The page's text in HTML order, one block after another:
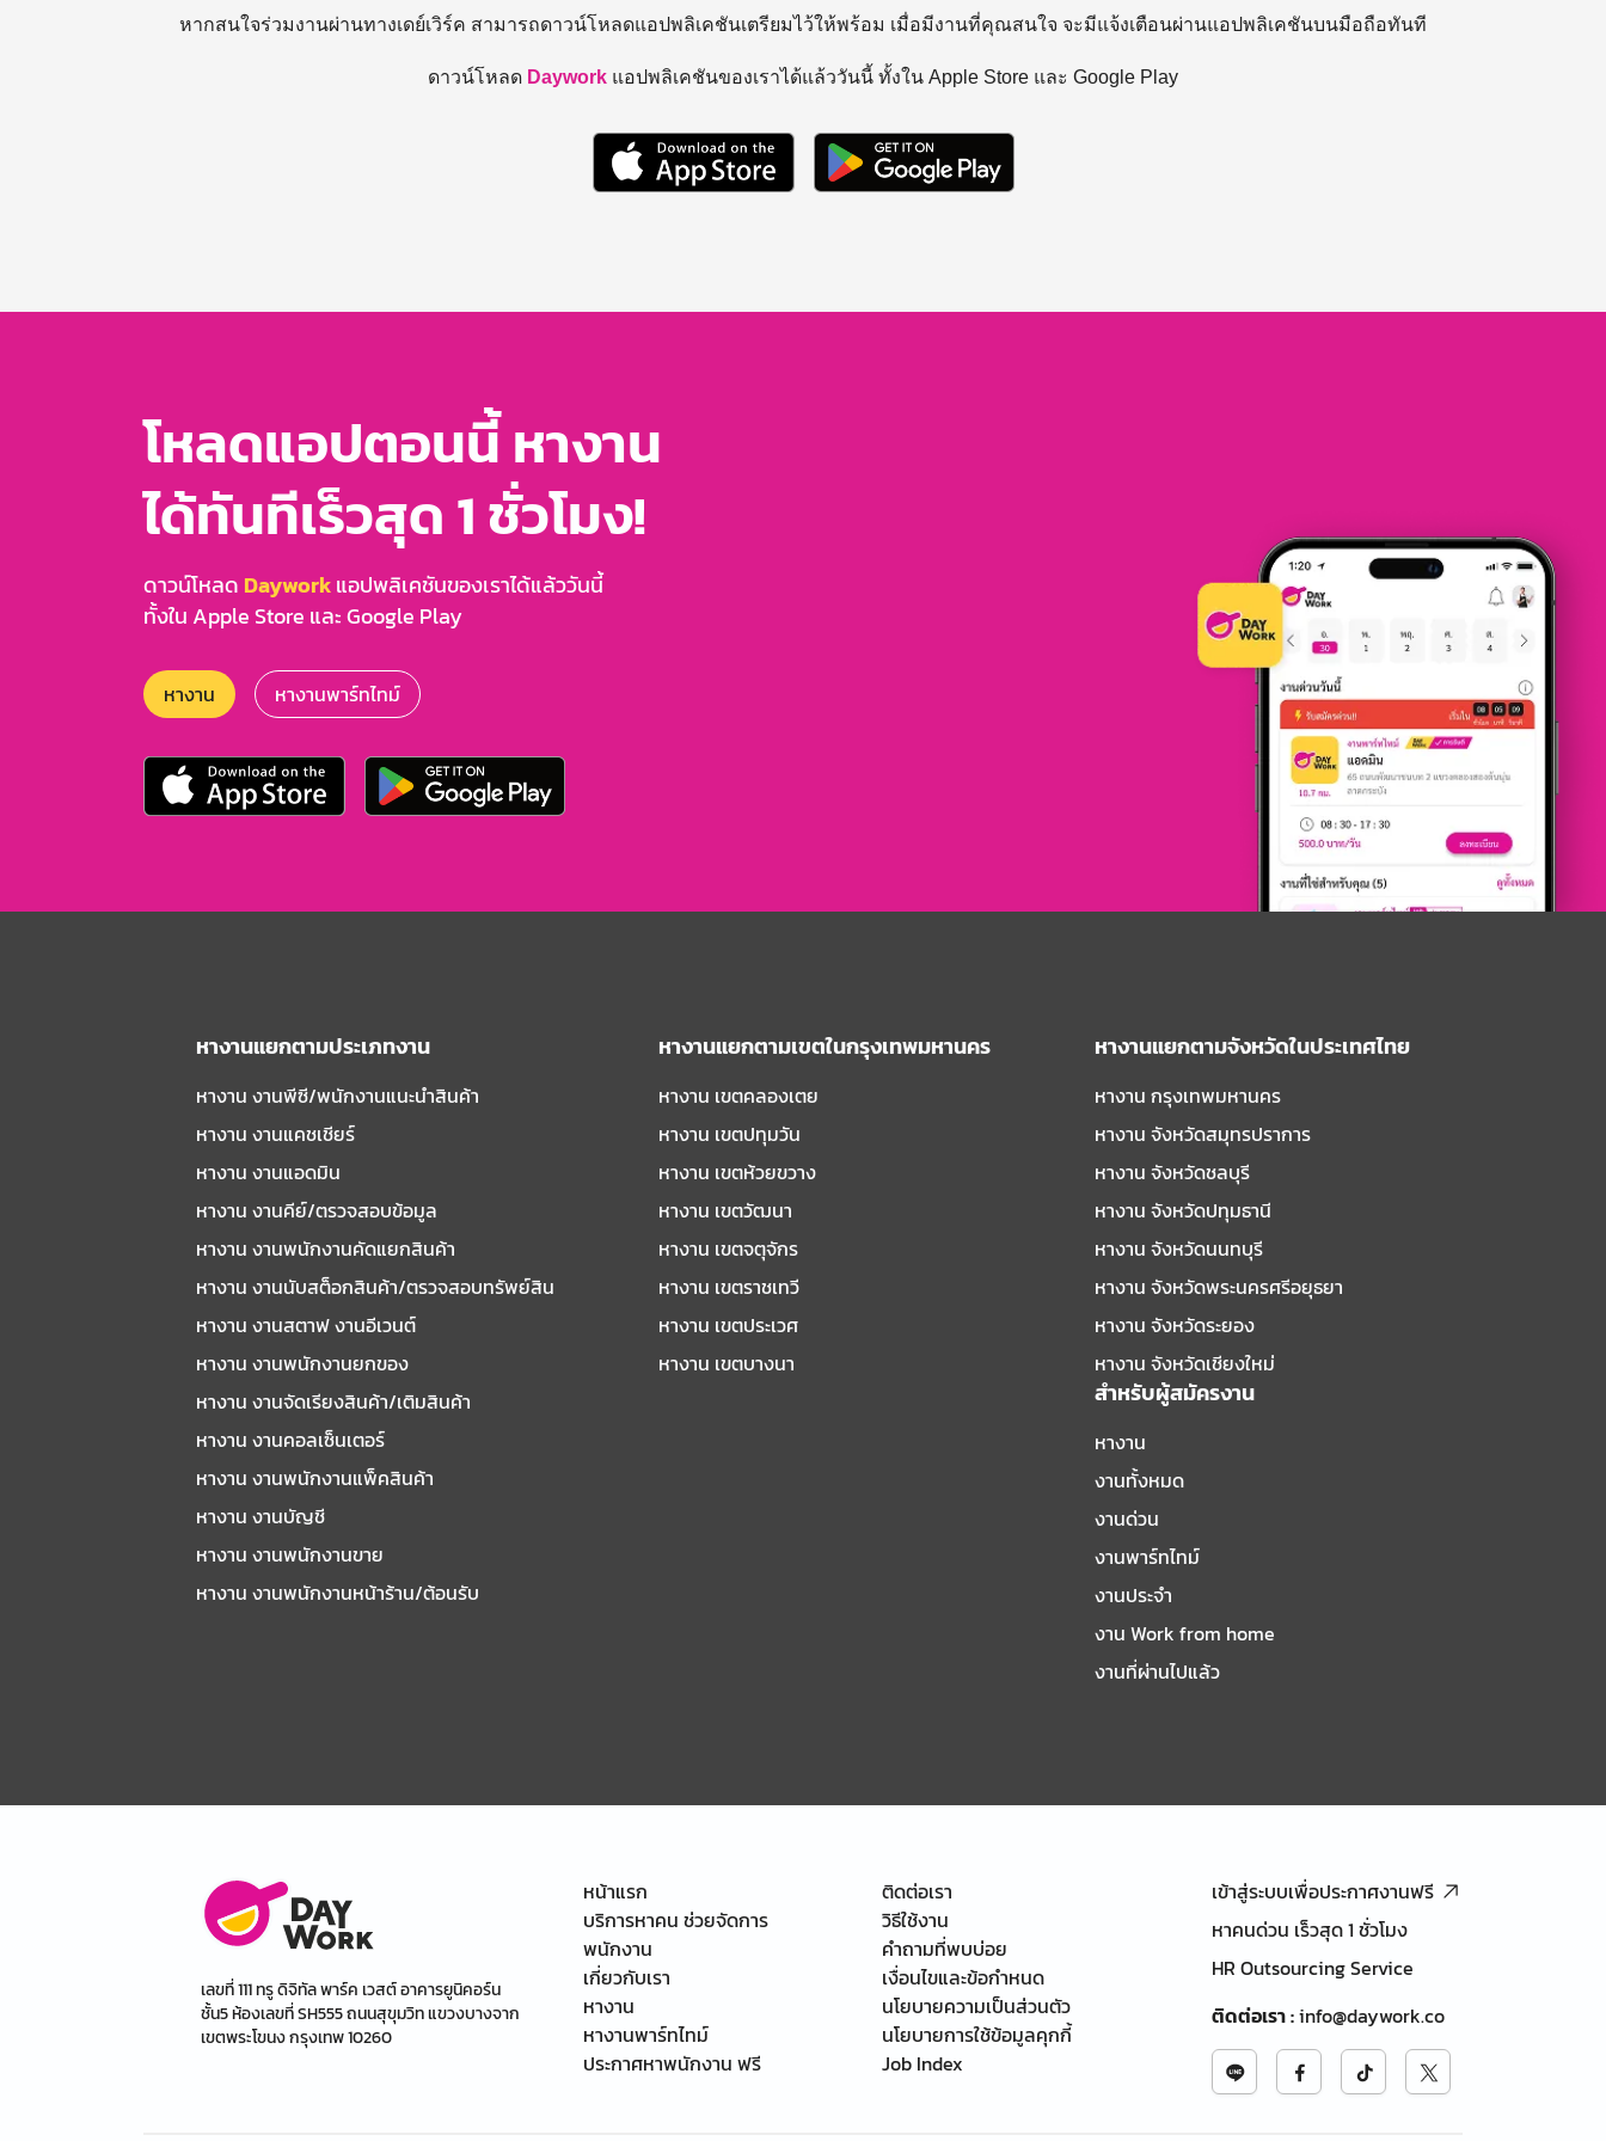
หากสนใจร่วมงานผ่านทางเดย์เวิร์ค สามารถดาวน์โหลดแอปพลิเคชันเตรียมไว้ให้พร้อม เมื่อมีงานที่คุณสนใจ จะมีแจ้งเตือนผ่านแอปพลิเคชันบนมือถือทันที
ดาวน์โหลด Daywork แอปพลิเคชันของเราได้แล้ววันนี้ ทั้งใน Apple Store และ Google Play
โหลดแอปตอนนี้ หางาน
ได้ทันทีเร็วสุด 1 ชั่วโมง!
ดาวน์โหลด Dayworkแอปพลิเคชันของเราได้แล้ววันนี้
ทั้งใน Apple Store และ Google Play
หางาน หางานพาร์ทไทม์
หางานแยกตามประเภทงาน
หางาน งานพีซี/พนักงานแนะนําสินค้า
หางาน งานแคชเชียร์
หางาน งานแอดมิน
หางาน งานคีย์/ตรวจสอบข้อมูล
หางาน งานพนักงานคัดแยกสินค้า
หางาน งานนับสต็อกสินค้า/ตรวจสอบทรัพย์สิน
หางาน งานสตาฟ งานอีเวนต์
หางาน งานพนักงานยกของ
หางาน งานจัดเรียงสินค้า/เติมสินค้า
หางาน งานคอลเซ็นเตอร์
หางาน งานพนักงานแพ็คสินค้า
หางาน งานบัญชี
หางาน งานพนักงานขาย
หางาน งานพนักงานหน้าร้าน/ต้อนรับ
หางานแยกตามเขตในกรุงเทพมหานคร
หางาน เขตคลองเตย
หางาน เขตปทุมวัน
หางาน เขตห้วยขวาง
หางาน เขตวัฒนา
หางาน เขตจตุจักร
หางาน เขตราชเทวี
หางาน เขตประเวศ
หางาน เขตบางนา
หางานแยกตามจังหวัดในประเทศไทย
หางาน กรุงเทพมหานคร
หางาน จังหวัดสมุทรปราการ
หางาน จังหวัดชลบุรี
หางาน จังหวัดปทุมธานี
หางาน จังหวัดนนทบุรี
หางาน จังหวัดพระนครศรีอยุธยา
หางาน จังหวัดระยอง
หางาน จังหวัดเชียงใหม่
สำหรับผู้สมัครงาน
หางาน
งานทั้งหมด
งานด่วน
งานพาร์ทไทม์
งานประจำ
งาน Work from home
งานที่ผ่านไปแล้ว
เลขที่ 111 ทรู ดิจิทัล พาร์ค เวสต์ อาคารยูนิคอร์น
ชั้น5 ห้องเลขที่ SH555 ถนนสุขุมวิท แขวงบางจาก
เขตพระโขนง กรุงเทพ 10260
หน้าแรก
บริการหาคน ช่วยจัดการ
พนักงาน
เกี่ยวกับเรา
หางาน
หางานพาร์ทไทม์
ประกาศหาพนักงาน ฟรี
ติดต่อเรา
วิธีใช้งาน
คำถามที่พบบ่อย
เงื่อนไขและข้อกำหนด
นโยบายความเป็นส่วนตัว
นโยบายการใช้ข้อมูลคุกกี้
Job Index
เข้าสู่ระบบเพื่อประกาศงานฟรี
หาคนด่วน เร็วสุด 1 ชั่วโมง
HR Outsourcing Service
ติดต่อเรา:info@daywork.co